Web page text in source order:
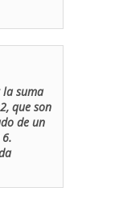
la suma
que son
de un